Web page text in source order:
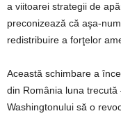
a viitoarei strategii de
preconizează că aşa-
redistribuire a forţelor
Această schimbare a
din România luna
Washingtonului să o